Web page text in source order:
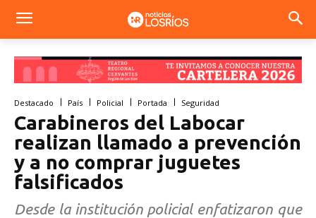
Destacado País Policial Portada Seguridad
Carabineros del Labocar
realizan llamado a prevención
y a no comprar juguetes
falsificados
Desde la institución policial enfatizaron que